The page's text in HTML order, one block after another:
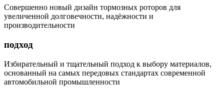
Совершенно новый дизайн тормозных роторов для
увеличенной долговечности, надёжности и
производительности
подход
Избирательный и тщательный подход к выбору материалов,
основанный на самых передовых стандартах современной
автомобильной промышленности